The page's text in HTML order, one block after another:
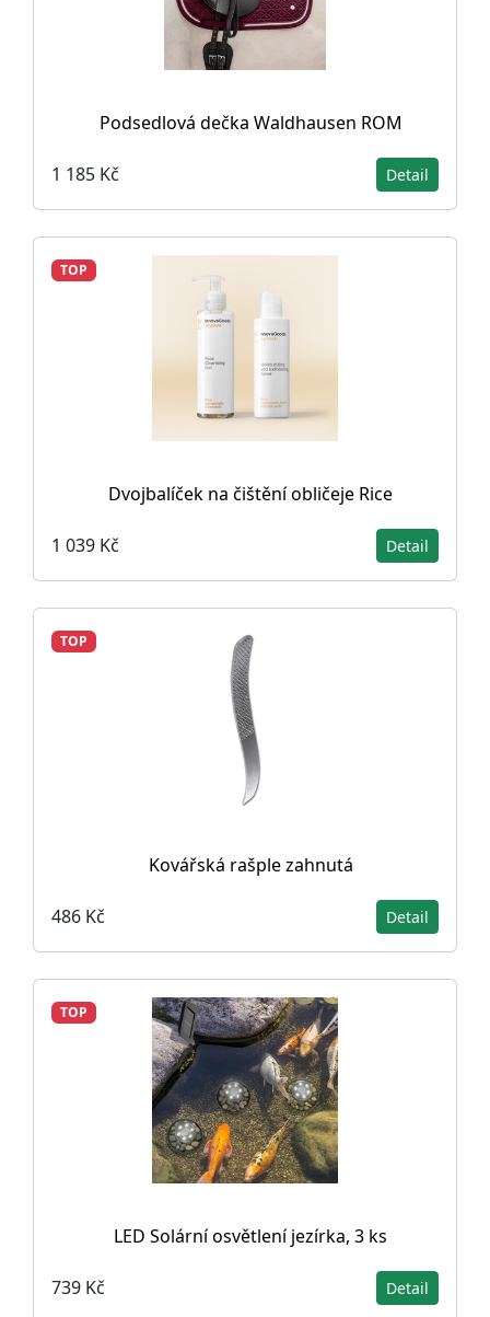
Podsedlová dečka Waldhausen ROM
1 185 Kč Detail
TOP
Dvojbalíček na čištění obličeje Rice
1 039 Kč Detail
TOP
Kovářská rašple zahnutá
486 Kč Detail
TOP
LED Solární osvětlení jezírka, 3 ks
739 Kč Detail